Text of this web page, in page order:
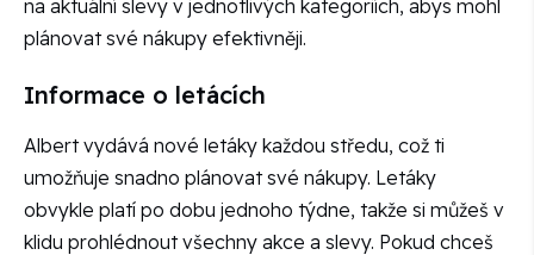
na aktuální slevy v jednotlivých kategoriích, abys mohl
plánovat své nákupy efektivněji.
Informace o letácích
Albert vydává nové letáky každou středu, což ti
umožňuje snadno plánovat své nákupy. Letáky
obvykle platí po dobu jednoho týdne, takže si můžeš v
klidu prohlédnout všechny akce a slevy. Pokud chceš